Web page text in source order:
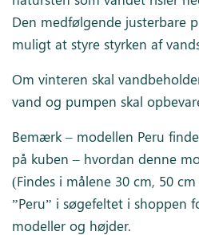
Den medfølgende justerbare
muligt at styre styrken af
Om vinteren skal
vand og pumpen skal
Bemærk – modellen Peru
på kuben – hvordan denne
(Findes i målene 30 cm, 50
”Peru” i søgefeltet i shoppen
modeller og højder.